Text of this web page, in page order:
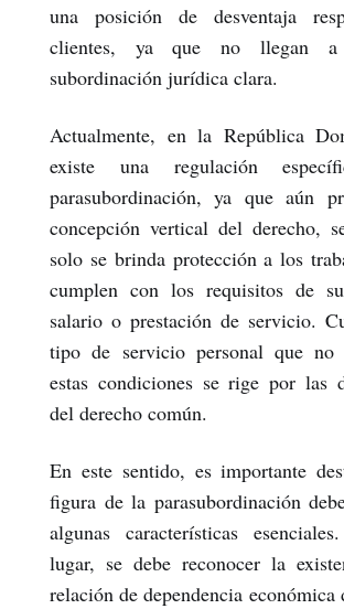
una posición de desventaja
clientes, ya que no llegan
subordinación jurídica clara.
Actualmente, en la República
existe una regulación
parasubordinación, ya que aún
concepción vertical del derecho,
solo se brinda protección a los
cumplen con los requisitos de
salario o prestación de servicio.
tipo de servicio personal que no
estas condiciones se rige por las
del derecho común.
En este sentido, es importante
figura de la parasubordinación
algunas características
lugar, se debe reconocer la
relación de dependencia económica